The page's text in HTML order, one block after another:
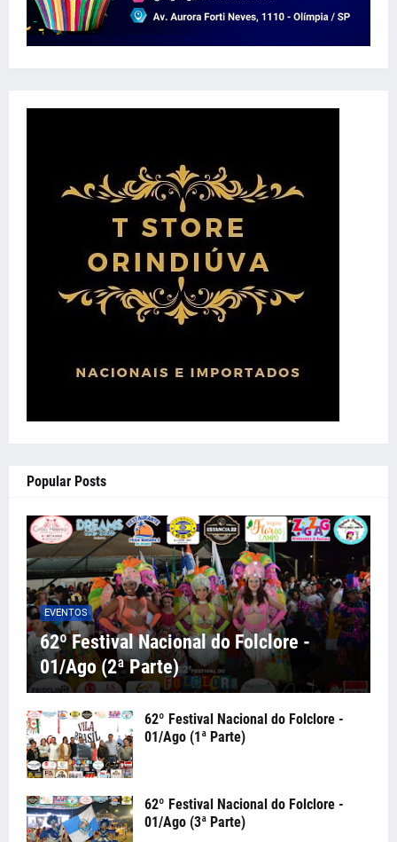
Popular Posts
EVENTOS
62º Festival Nacional do Folclore -
01/Ago (2ª Parte)
62º Festival Nacional do Folclore -
01/Ago (1ª Parte)
62º Festival Nacional do Folclore -
01/Ago (3ª Parte)